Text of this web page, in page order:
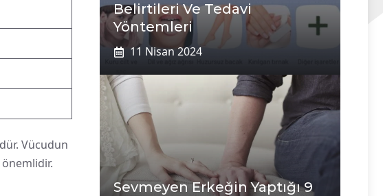
Vücudun
Belirtileri Ve Tedavi
Yöntemleri
11 Nisan 2024
Sevmeyen Erkeğin Yaptığı 9